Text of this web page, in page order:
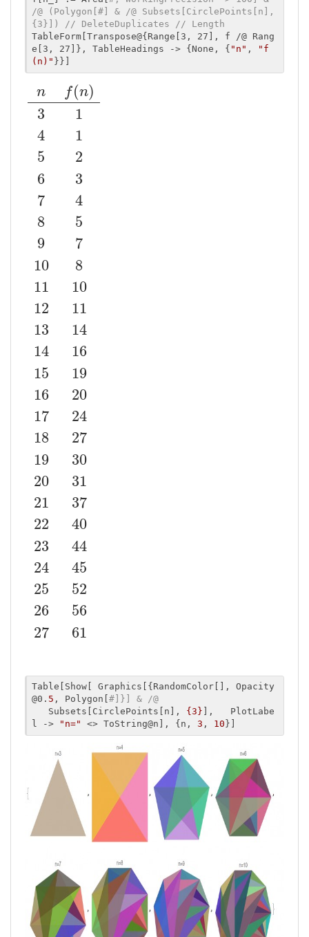
/@ (Polygon[#] & /@ Subsets[CirclePoints[n],
{3}]) // DeleteDuplicates // Length
TableForm[Transpose@{Range[3, 27], f /@ Rang
e[3, 27]}, TableHeadings -> {None, { "n" ,
"f
(n)" }}]
n
3
4
5
6
7
8
9
10
11
12
13
14
15
16
17
18
19
20
21
22
23
24
25
26
27
f(n)
1
1
2
3
4
5
7
8
10
11
14
16
19
20
24
27
30
31
37
40
44
45
52
56
61
Table[Show[ Graphics[{RandomColor[], Opacity
@0. 5 , Polygon[ #]}] & /@
   Subsets[CirclePoints[n],
{3} ],   PlotLabe
l ->
"n=" <> ToString@n], {n, 3 , 10 }]